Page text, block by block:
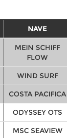
NAVE
MEIN SCHIFF
FLOW
WIND SURF
COSTA PACIFICA
ODYSSEY OTS
MSC SEAVIEW